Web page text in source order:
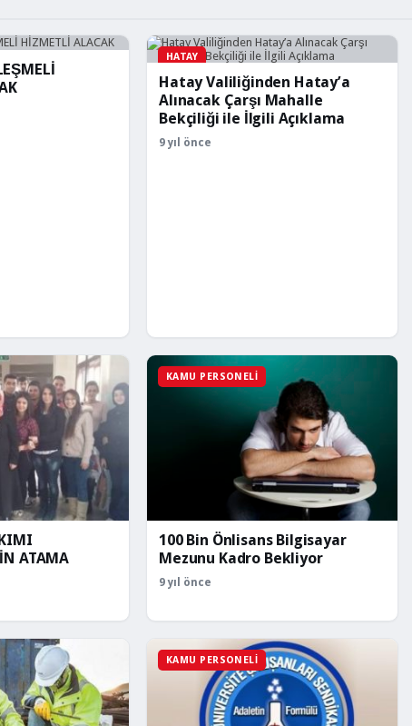
HATAY
Hatay Valiliğinden Hatay’a
Alınacak Çarşı Mahalle
Bekçiliği ile İlgili Açıklama
9 yıl önce
ATAMA
KAMU PERSONELI
100 Bin Önlisans Bilgisayar
Mezunu Kadro Bekliyor
9 yıl önce
KAMU PERSONELI